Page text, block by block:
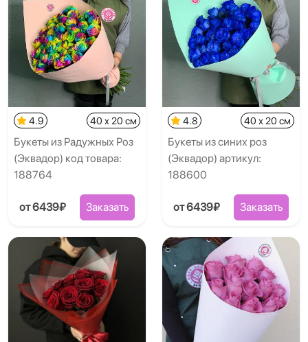
4.9 40 x 20 см
Букеты из Радужных Роз
(Эквадор) код товара:
188764
от 6439₽ Заказать
4.8 40 x 20 см
Букеты из синих роз
(Эквадор) артикул:
188600
от 6439₽ Заказать